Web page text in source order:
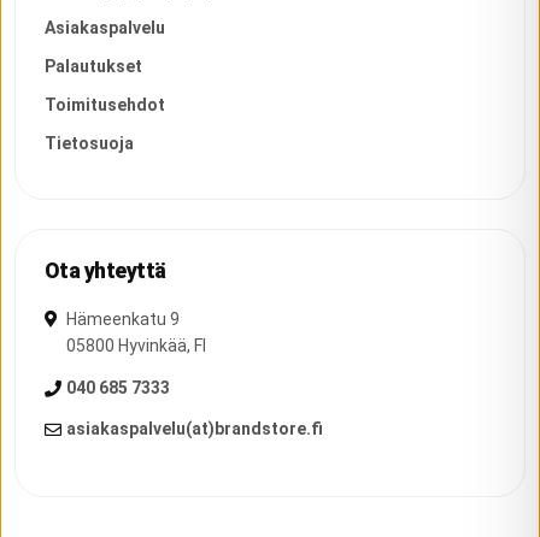
Asiakaspalvelu
Palautukset
Toimitusehdot
Tietosuoja
Ota yhteyttä
Hämeenkatu 9
05800 Hyvinkää, FI
040 685 7333
asiakaspalvelu(at)brandstore.fi